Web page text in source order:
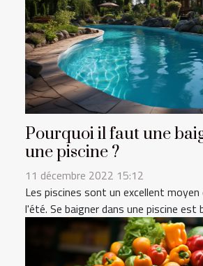
Pourquoi il faut une
une piscine ?
11 décembre 2022 15:12
Les piscines sont un excellent
l'été. Se baigner dans une piscine est